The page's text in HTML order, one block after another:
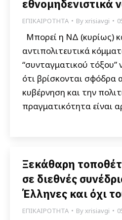
εθνομηδενιστικά
ΕΠΙΚΑΙΡΟΤΗΤΑ Byxrisiavgi
Μπορεί η ΝΔ (κυρίως)
αντιπολιτευτικά
“συνταγματικού
ότι βρίσκονται σφόδρα
κυβέρνηση και την
πραγματικότητα είναι
Ξεκάθαρη
σε διεθνές
Έλληνες και όχι
ΕΠΙΚΑΙΡΟΤΗΤΑ Byxrisiavgi